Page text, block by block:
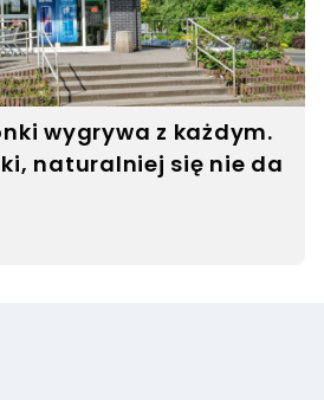
wygrywa z każdym.
naturalniej się nie da